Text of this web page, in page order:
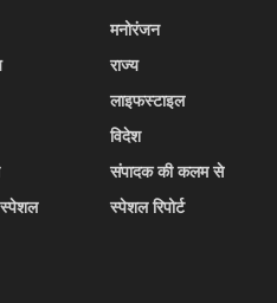
मनोरंजन
राज्य
लाइफस्टाइल
विदेश
संपादक की कलम से
स्पेशल रिपोर्ट